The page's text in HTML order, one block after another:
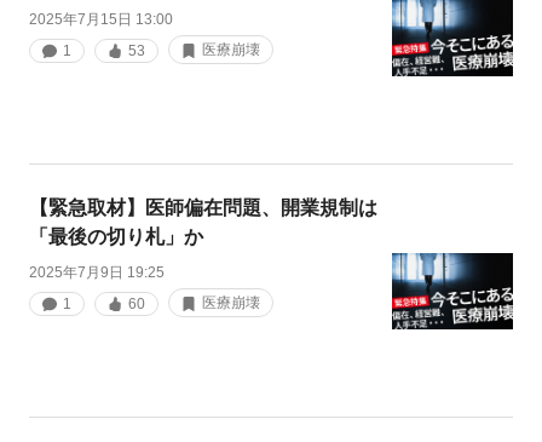
2025年7月15日 13:00
1
53 医療崩壊
【緊急取材】医師偏在問題、開業規制は
「最後の切り札」か
2025年7月9日 19:25
1
60 医療崩壊